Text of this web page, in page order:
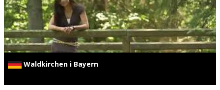
Waldkirchen i Bayern